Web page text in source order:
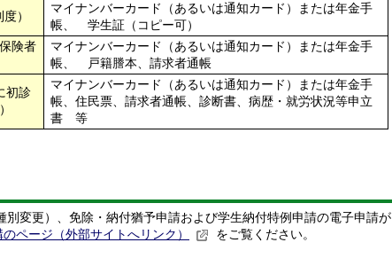
）
マイナンバーカード（あるいは通知カード）または年金手
帳、 学生証（コピー可）
険者
マイナンバーカード（あるいは通知カード）または年金手
帳、 戸籍謄本、請求者通帳
初診
マイナンバーカード（あるいは通知カード）または年金手
帳、住民票、請求者通帳、診断書、病歴・就労状況等申立
書 等
変更）、免除・納付猶予申請および学生納付特例申請の電子申請が
ページ（外部サイトへリンク） をご覧ください。